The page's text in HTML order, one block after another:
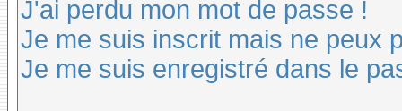
J'ai perdu mon mot de passe !
Je me suis inscrit mais ne peux
Je me suis enregistré dans le